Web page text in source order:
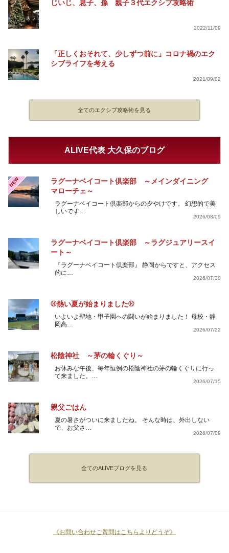
じいじ、息子、孫 親子３代エクシブ攻略術
2022/11/09
「正しくおそれて、少しずつ前に」コロナ禍のエク
シブライフを考える
2021/09/02
全てのエクシブ攻略術を見る
ALIVE代表 大久保のブログ
NEW
ラグーナベイコート倶楽部 ～メインダイニング
マローチェ～
ラグーナベイコート倶楽部からの夕やけです。 幻想的で美
しいです…
2026/08/05
ラグーナベイコート倶楽部 ～ラグジュアリースイ
ート～
『ラグーナベイコート倶楽部』 静岡からですと、アクセス
的に…
2026/07/30
⚾熱い夏が始まりました⚾
いよいよ聖地・甲子園への闘いが始まりました！ 母校・静
岡高…
2026/07/22
松陰神社 ～茅の輪くぐり～
お休みな午後、毎年恒例の松陰神社の茅の輪くぐりに行っ
て来ました。…
2026/07/15
親父ごはん
夏の暑さがついに来ましたね。 そんな時は、外出しない
で、お父さ…
2026/07/09
全てのALIVEブログを見る
《お問い合わせご質問はこちらよりどうぞ》